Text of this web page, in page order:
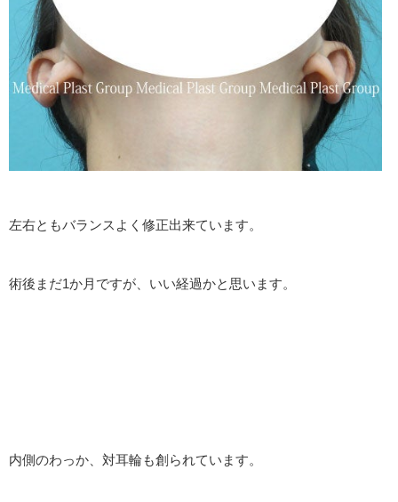
左右ともバランスよく修正出来ています。
術後まだ1か月ですが、いい経過かと思います。
内側のわっか、対耳輪も創られています。